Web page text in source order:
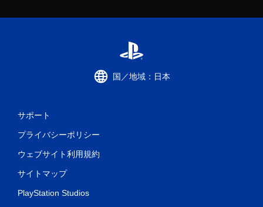
国／地域：日本
サポート
プライバシーポリシー
ウェブサイト利用規約
サイトマップ
PlayStation Studios